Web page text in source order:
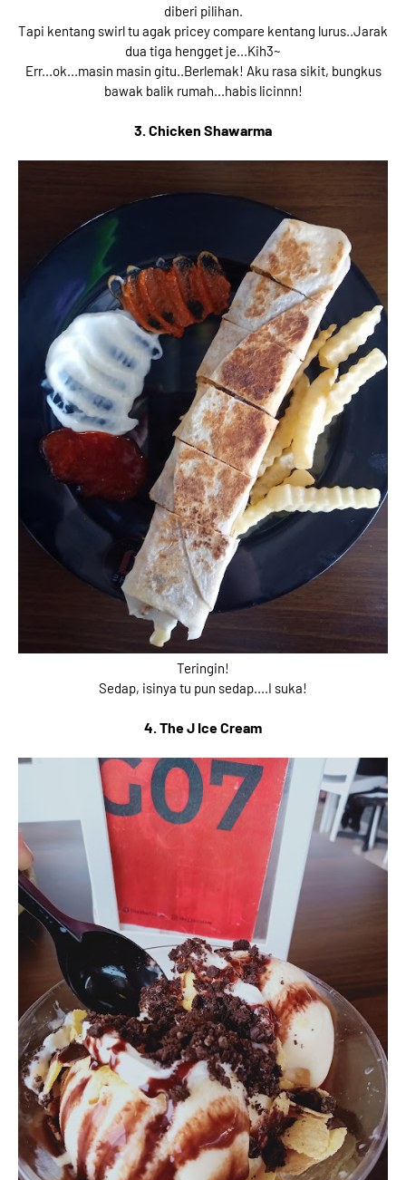
diberi pilihan.
Tapi kentang swirl tu agak pricey compare kentang lurus..Jarak
dua tiga hengget je...Kih3~
Err...ok...masin masin gitu..Berlemak! Aku rasa sikit, bungkus
bawak balik rumah...habis licinnn!
3. Chicken Shawarma
Teringin!
Sedap, isinya tu pun sedap....I suka!
4. The J Ice Cream